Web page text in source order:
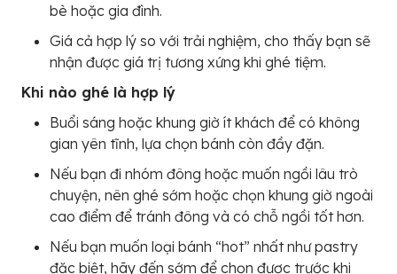
bè hoặc gia đình.
Giá cả hợp lý so với trải nghiệm, cho thấy bạn sẽ
nhận được giá trị tương xứng khi ghé tiệm.
Khi nào ghé là hợp lý
Buổi sáng hoặc khung giờ ít khách để có không
gian yên tĩnh, lựa chọn bánh còn đầy đặn.
Nếu bạn đi nhóm đông hoặc muốn ngồi lâu trò
chuyện, nên ghé sớm hoặc chọn khung giờ ngoài
cao điểm để tránh đông và có chỗ ngồi tốt hơn.
Nếu bạn muốn loại bánh “hot” nhất như pastry
đặc biệt, hãy đến sớm để chọn được trước khi